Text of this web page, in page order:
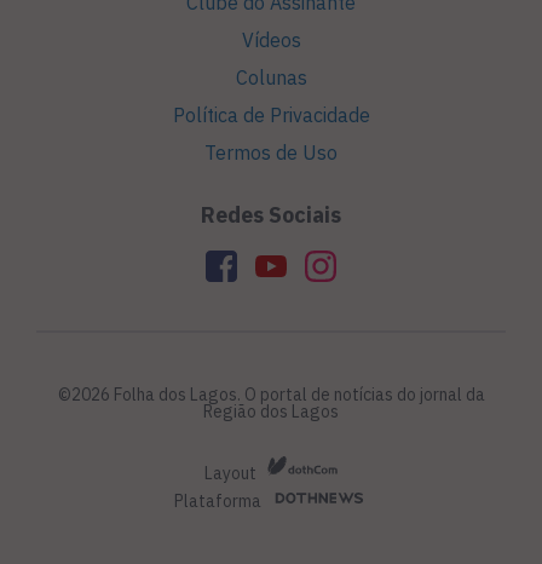
Vídeos
Colunas
Política de Privacidade
Termos de Uso
Redes Sociais
©2026 Folha dos Lagos. O portal de notícias do jornal da
Região dos Lagos
Layout
Plataforma